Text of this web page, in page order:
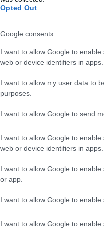
Opted Out
Google consents
I want to allow Google to
web or device identifiers in apps.
I want to allow my user data to
purposes.
I want to allow Google to send
I want to allow Google to
web or device identifiers in apps.
I want to allow Google to
or app.
I want to allow Google to enable
I want to allow Google to
Ακολουθήστε το
πρώτοι όλες τις
Δείτε μας ζωντανά